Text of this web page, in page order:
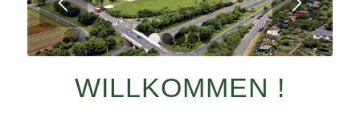
1 2 3 4 5
WILLKOMMEN !